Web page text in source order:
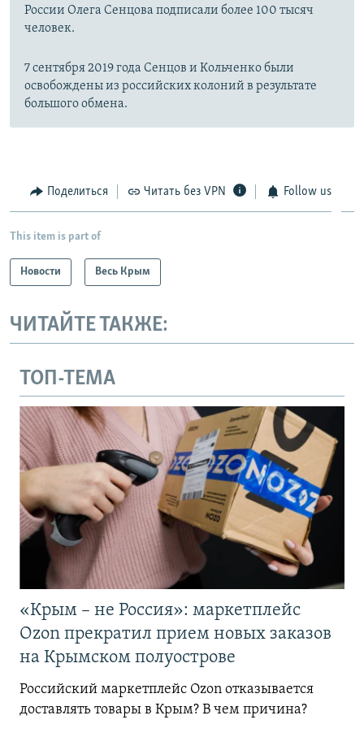
России Олега Сенцова подписали более 100 тысяч
человек.
7 сентября 2019 года Сенцов и Кольченко были
освобождены из российских колоний в результате
большого обмена.
Поделиться Читать без VPN Follow us
This item is part of
Новости Весь Крым
ЧИТАЙТЕ ТАКЖЕ:
ТОП-ТЕМА
«Крым – не Россия»: маркетплейс
Ozon прекратил прием новых заказов
на Крымском полуострове
Российский маркетплейс Ozon отказывается
доставлять товары в Крым? В чем причина?